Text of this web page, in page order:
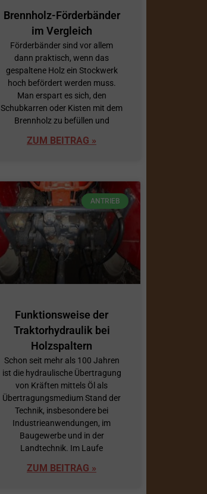
Brennholz-Förderbänder
im Vergleich
Förderbänder sind vor allem
dann praktisch, wenn das
gespaltene Holz ein Stockwerk
hoch befördert werden muss.
Man erspart es sich, den
Schubkarren oder Kisten mit dem
Brennholz zu befüllen und
ZUM BEITRAG »
ANTRIEB
Funktionsweise der
Traktorhydraulik bei
Holzspaltern
Schon seit mehr als 100 Jahren
ist die hydraulische Übertragung
von Kräften mittels Öl als
Übertragungsmedium Stand der
Technik, insbesondere bei
Industrieanwendungen, im
Baugewerbe und in der
Landtechnik. Im Laufe
ZUM BEITRAG »